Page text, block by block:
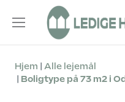
Hjem
Alle lejemål
Boligtype på 73 m2 i